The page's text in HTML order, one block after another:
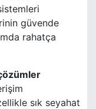
güvende
rahatça
sık seyahat